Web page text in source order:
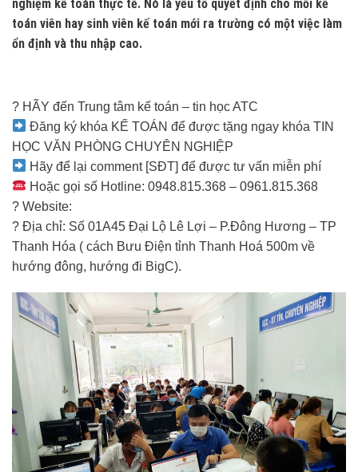
nghiệm kế toán thực tế. Nó là yếu tố quyết định cho mỗi kế
toán viên hay sinh viên kế toán mới ra trường có một việc làm
ổn định và thu nhập cao.
? HÃY đến Trung tâm kế toán – tin học ATC
Đăng ký khóa KẾ TOÁN để được tặng ngay khóa TIN
HỌC VĂN PHÒNG CHUYÊN NGHIỆP
Hãy để lại comment [SĐT] để được tư vấn miễn phí
Hoặc gọi số Hotline: 0948.815.368 – 0961.815.368
? Website:
? Địa chỉ: Số 01A45 Đại Lộ Lê Lợi – P.Đông Hương – TP
Thanh Hóa ( cách Bưu Điện tỉnh Thanh Hoá 500m về
hướng đông, hướng đi BigC).